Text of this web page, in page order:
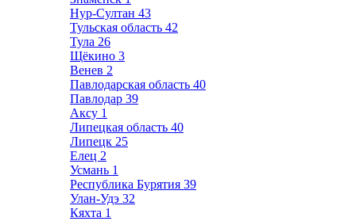
Нур-Султан 43
Тульская область 42
Тула 26
Щёкино 3
Венев 2
Павлодарская область 40
Павлодар 39
Аксу 1
Липецкая область 40
Липецк 25
Елец 2
Усмань 1
Республика Бурятия 39
Улан-Удэ 32
Кяхта 1